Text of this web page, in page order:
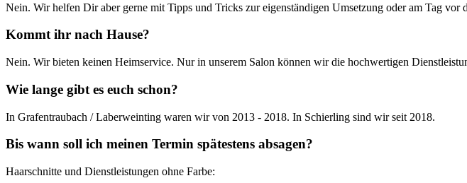
Nein. Wir helfen Dir aber gerne mit Tipps und Tricks zur eigenständigen Umsetzung oder am Tag
Kommt ihr nach Hause?
Nein. Wir bieten keinen Heimservice. Nur in unserem Salon können wir die hochwertigen
Wie lange gibt es euch schon?
In Grafentraubach / Laberweinting waren wir von 2013 - 2018. In Schierling sind wir seit 2018.
Bis wann soll ich meinen Termin spätestens absagen?
Haarschnitte und Dienstleistungen ohne Farbe: